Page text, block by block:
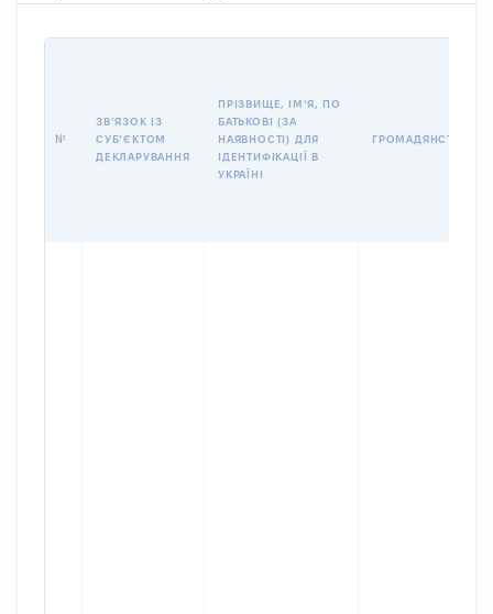
№
ЗВʼЯЗОК ІЗ
СУБʼЄКТОМ
ДЕКЛАРУВАННЯ
ПРІЗВИЩЕ, ІМʼЯ, ПО
БАТЬКОВІ (ЗА
НАЯВНОСТІ) ДЛЯ
ІДЕНТИФІКАЦІЇ В
УКРАЇНІ
ГРОМАДЯНСТВО